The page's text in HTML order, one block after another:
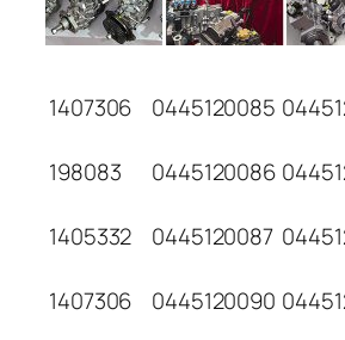
1407306 0445120085
198083 0445120086
1405332 0445120087
1407306 0445120090